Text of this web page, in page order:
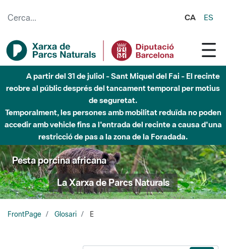
CA ES
A partir del 31 de juliol - Sant Miquel del Fai - El recinte
reobre al públic després del tancament temporal per motius
de seguretat.
Temporalment, les persones amb mobilitat reduïda no poden
accedir amb vehicle fins a l'entrada del recinte a causa d'una
restricció de pas a la zona de la Foradada.
Pesta porcina africana
La Xarxa de Parcs Naturals
FrontPage Glosari E